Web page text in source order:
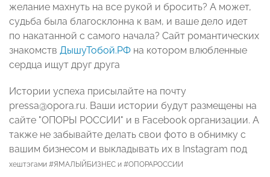
желание махнуть на все рукой и бросить? А может,
судьба была благосклонна к вам, и ваше дело идет
по накатанной с самого начала? Сайт романтических
знакомств ДышуТобой.РФ на котором влюбленные
сердца ищут друг друга
Истории успеха присылайте на почту
pressa@opora.ru. Ваши истории будут размещены на
сайте "ОПОРЫ РОССИИ" и в Facebook организации. А
также не забывайте делать свои фото в обнимку с
вашим бизнесом и выкладывать их в Instagram под
хештэгами #ЯМАЛЫЙБИЗНЕС и #ОПОРАРОССИИ